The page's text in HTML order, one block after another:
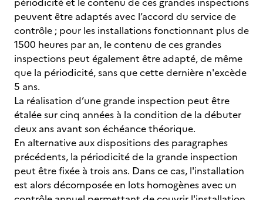
peuvent être adaptés avec l’accord du service de
contrôle ; pour les installations fonctionnant plus de
1500 heures par an, le contenu de ces grandes
inspections peut également être adapté, de même
que la périodicité, sans que cette dernière n'excède
5 ans.
La réalisation d’une grande inspection peut être
étalée sur cinq années à la condition de la débuter
deux ans avant son échéance théorique.
En alternative aux dispositions des paragraphes
précédents, la périodicité de la grande inspection
peut être fixée à trois ans. Dans ce cas, l'installation
est alors décomposée en lots homogènes avec un